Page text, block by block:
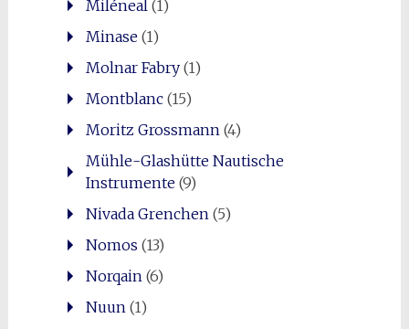
Miléneal (1)
Minase(1)
Molnar Fabry(1)
Montblanc(15)
Moritz Grossmann (4)
Mühle-Glashütte Nautische
Instrumente(9)
Nivada Grenchen (5)
Nomos (13)
Norqain (6)
Nuun (1)